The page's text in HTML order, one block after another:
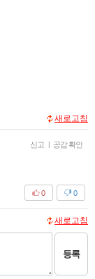
새로고침
신고 | 공감 확인
0
0
새로고침
등록